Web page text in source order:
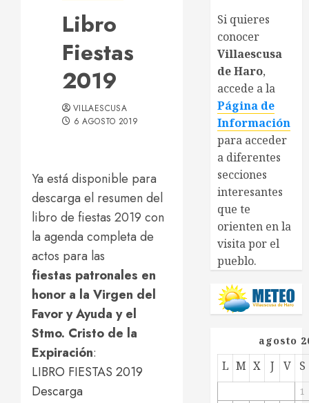
Libro
Fiestas
2019
VILLAESCUSA
6 AGOSTO 2019
Ya está disponible para
descarga el resumen del
libro de fiestas 2019 con
la agenda completa de
actos para las
fiestas patronales en
honor a la Virgen del
Favor y Ayuda y el
Stmo. Cristo de la
Expiración:
LIBRO FIESTAS 2019
Descarga
Si quieres
conocer
Villaescusa
de Haro,
accede a la
Página de
Información
para acceder
a diferentes
secciones
interesantes
que te
orienten en la
visita por el
pueblo.
agosto
L M X J V S
1